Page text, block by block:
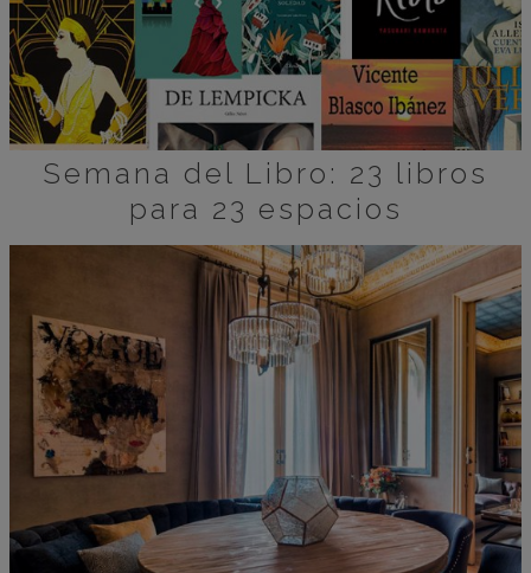
Semana del Libro: 23 libros
para 23 espacios